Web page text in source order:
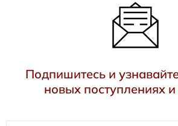
Подпишитесь и
новых поступлениях